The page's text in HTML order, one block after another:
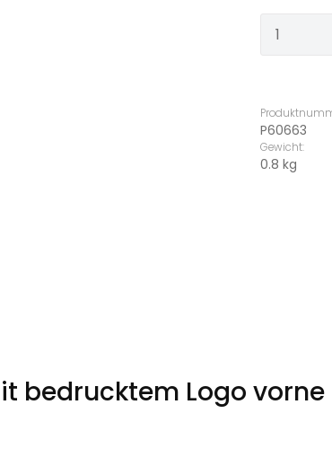
P60663
Gewicht:
0.8 kg
bedrucktem Logo